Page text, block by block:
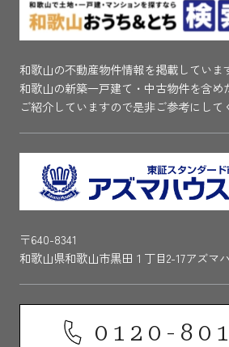
和歌山の不動産物件情報を掲載していま
和歌山の新築一戸建て・中古物件を含め
ご紹介していますので是非ご参考にして
〒640-8341
和歌山県和歌山市黒田１丁目2-17アズマ
0120-